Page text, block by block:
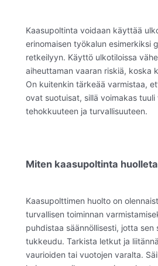
Kaasupoltinta voidaan käyttää
erinomaisen työkalun esimerkiksi
retkeilyyn. Käyttö ulkotiloissa
aiheuttaman vaaran riskiä, koska
On kuitenkin tärkeää varmistaa,
ovat suotuisat, sillä voimakas
tehokkuuteen ja turvallisuuteen.
Miten kaasupoltinta
Kaasupolttimen huolto on
turvallisen toiminnan
puhdistaa säännöllisesti, jotta sen
tukkeudu. Tarkista letkut ja
vaurioiden tai vuotojen varalta.